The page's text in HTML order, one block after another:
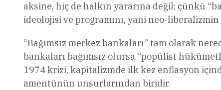
aksine, hiç de halkın yararına değil; çünkü
ideolojisi ve programını, yani neo-
“Bağımsız merkez bankaları” tam olarak
bankaları bağımsız olursa “popülist
1974 krizi, kapitalizmde ilk kez enflasyon
amentünün unsurlarından biridir.